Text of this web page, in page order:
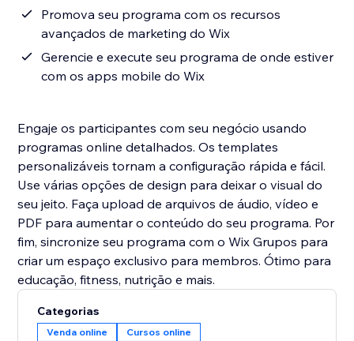
Promova seu programa com os recursos
avançados de marketing do Wix
Gerencie e execute seu programa de onde estiver
com os apps mobile do Wix
Engaje os participantes com seu negócio usando
programas online detalhados. Os templates
personalizáveis tornam a configuração rápida e fácil.
Use várias opções de design para deixar o visual do
seu jeito. Faça upload de arquivos de áudio, vídeo e
PDF para aumentar o conteúdo do seu programa. Por
fim, sincronize seu programa com o Wix Grupos para
criar um espaço exclusivo para membros. Ótimo para
educação, fitness, nutrição e mais.
Categorias
Venda online Cursos online